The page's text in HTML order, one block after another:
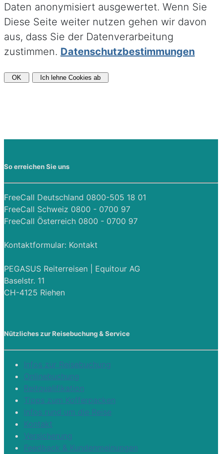
Daten anonymisiert ausgewertet. Wenn Sie
Diese Seite weiter nutzen gehen wir davon
aus, dass Sie der Datenverarbeitung
zustimmen. Datenschutzbestimmungen
OK Ich lehne Cookies ab
So erreichen Sie uns
FreeCall Deutschland 0800-505 18 01
FreeCall Schweiz 0800 - 0700 97
FreeCall Österreich 0800 - 0700 97
Kontaktformular: Kontakt
PEGASUS Reiterreisen | Equitour AG
Baselstr. 11
CH-4125 Riehen
Nützliches zur Reisebuchung & Service
Infos zur Reisebuchung
Onlinebuchung
Reitqualifikation
Tipps zum Kofferpacken
Infos rund um die Reise
Kontakt
Versicherung
Feedback & Kundenmeinungen